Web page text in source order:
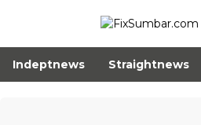
Indeptnews Straightnews